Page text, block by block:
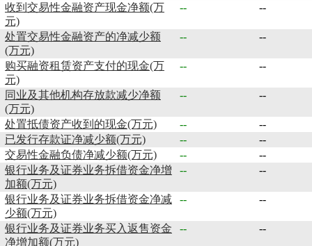
收到交易性金融资产现金净额(万
元)
-- --
处置交易性金融资产的净减少额
(万元)
-- --
购买融资租赁资产支付的现金(万
元)
-- --
同业及其他机构存放款减少净额
(万元)
-- --
处置抵债资产收到的现金(万元) --
--
已发行存款证净减少额(万元)
--
--
交易性金融负债净减少额(万元)
--
--
银行业务及证券业务拆借资金净增
加额(万元)
-- --
银行业务及证券业务拆借资金净减
少额(万元)
-- --
银行业务及证券业务买入返售资金
净增加额(万元)
-- --